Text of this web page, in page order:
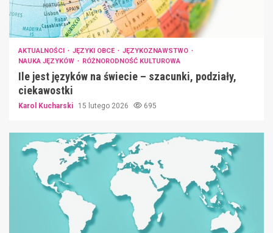
AKTUALNOŚCI JĘZYKI OBCE
JĘZYKOZNAWSTWO
NAUKA JĘZYKÓW
RÓŻNORODNOŚĆ KULTUROWA
Ile jest języków na świecie – szacunki, podziały,
ciekawostki
Karol Kucharski 15 lutego 2026 695